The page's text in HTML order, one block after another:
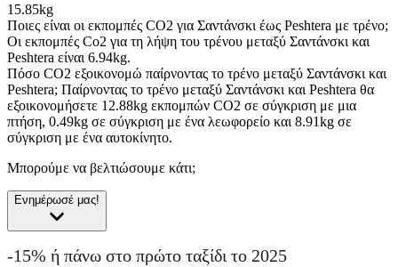
15.85kg
Ποιες είναι οι εκπομπές CO2 για Σαντάνσκι έως Peshtera με τρένο;
Οι εκπομπές Co2 για τη λήψη του τρένου μεταξύ Σαντάνσκι και
Peshtera είναι 6.94kg.
Πόσο CO2 εξοικονομώ παίρνοντας το τρένο μεταξύ Σαντάνσκι και
Peshtera; Παίρνοντας το τρένο μεταξύ Σαντάνσκι και Peshtera θα
εξοικονομήσετε 12.88kg εκπομπών CO2 σε σύγκριση με μια
πτήση, 0.49kg σε σύγκριση με ένα λεωφορείο και 8.91kg σε
σύγκριση με ένα αυτοκίνητο.
Μπορούμε να βελτιώσουμε κάτι;
Ενημέρωσέ μας!
-15% ή πάνω στο πρώτο ταξίδι το 2025